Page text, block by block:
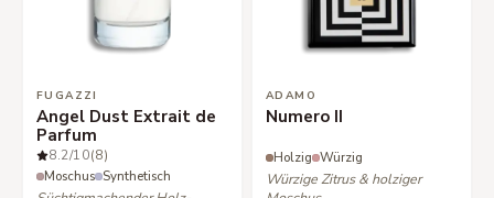
FUGAZZI
Angel Dust Extrait de
Parfum
8.2/10(8)
Moschus Synthetisch
ADAMO
Numero II
Holzig Würzig
Würzige Zitrus & holziger